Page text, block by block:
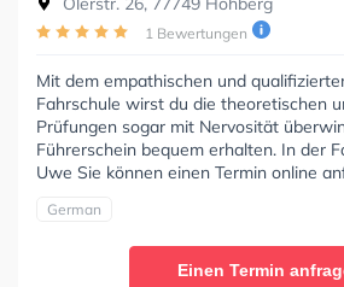
1 Bewertungen
Mit dem empathischen und
Fahrschule wirst du die theoretischen
Prüfungen sogar mit Nervosität
Führerschein bequem erhalten. In der
Uwe Sie können einen Termin online
German
Einen Termin